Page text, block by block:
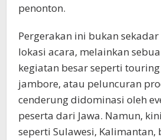
penonton.
Pergerakan ini bukan
lokasi acara, melainkan
kegiatan besar seperti
jambore, atau peluncuran
cenderung didominasi oleh
peserta dari Jawa. Namun,
seperti Sulawesi, Kalimantan,